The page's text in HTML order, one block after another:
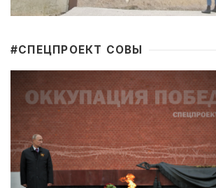
#CПЕЦПРОЕКТ СОВЫ